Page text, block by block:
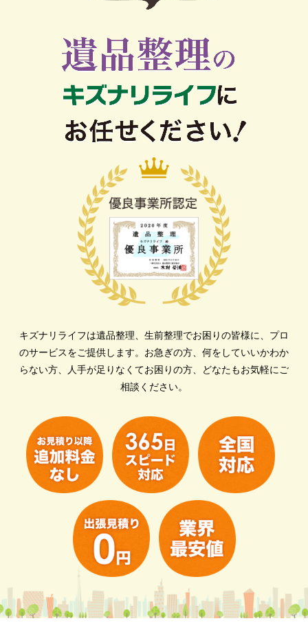
キズナリライフは遺品整理、生前整理でお困りの皆様に、プロ
のサービスをご提供します。 お急ぎの方、何をしていいかわか
らない方、人手が足りなくてお困りの方、どなたもお気軽にご
相談ください。